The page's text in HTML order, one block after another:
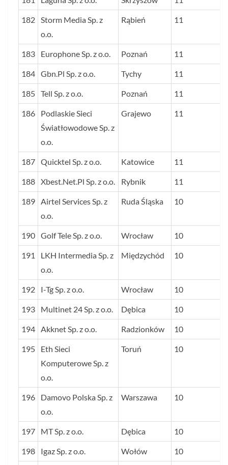
182
Storm Media Sp. z
o.o.
Rąbień 11
183 Europhone Sp. z o.o. Poznań 11
184 Gbn.Pl Sp. z o.o. Tychy 11
185 Tell Sp. z o.o. Poznań 11
186
Podlaskie Sieci
Światłowodowe Sp. z
o.o.
Grajewo 11
187 Quicktel Sp. z o.o. Katowice 11
188 Xbest.Net.Pl Sp. z o.o. Rybnik 11
189
Airtel Services Sp. z
o.o.
Ruda Śląska 10
190 Golf Tele Sp. z o.o. Wrocław 10
191
LKH Intermedia Sp. z
o.o.
Międzychód 10
192 I-Tg Sp. z o.o. Wrocław 10
193 Multinet 24 Sp. z o.o. Dębica 10
194 Akknet Sp. z o.o. Radzionków 10
195
Eth Sieci
Komputerowe Sp. z
o.o.
Toruń 10
196
Damovo Polska Sp. z
o.o.
Warszawa 10
197 MT Sp. z o.o. Dębica 10
198 Igaz Sp. z o.o. Wołów 10